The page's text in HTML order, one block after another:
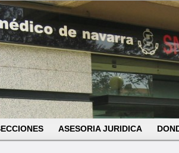
ASESORIA JURIDICA